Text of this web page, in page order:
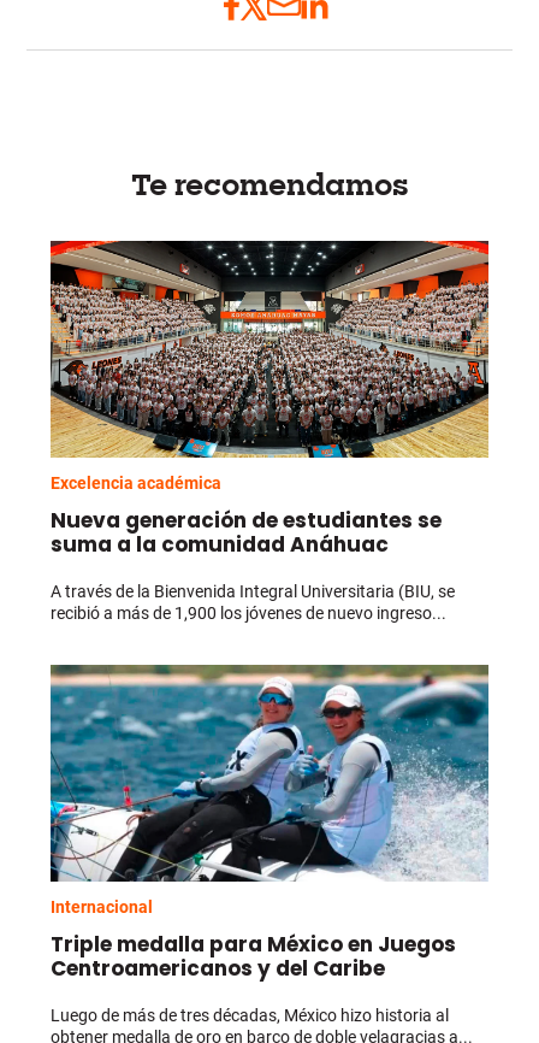
Te recomendamos
Excelencia académica
Nueva generación de estudiantes se
suma a la comunidad Anáhuac
A través de la Bienvenida Integral Universitaria (BIU, se
recibió a más de 1,900 los jóvenes de nuevo ingreso...
Internacional
Triple medalla para México en Juegos
Centroamericanos y del Caribe
Luego de más de tres décadas, México hizo historia al
obtener medalla de oro en barco de doble velagracias a...